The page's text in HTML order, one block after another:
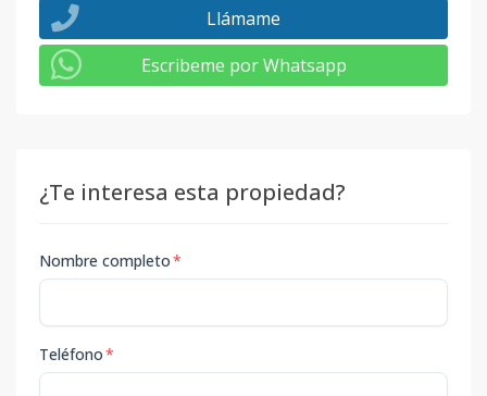
Llámame
Escribeme por Whatsapp
¿Te interesa esta propiedad?
Nombre completo*
Teléfono*